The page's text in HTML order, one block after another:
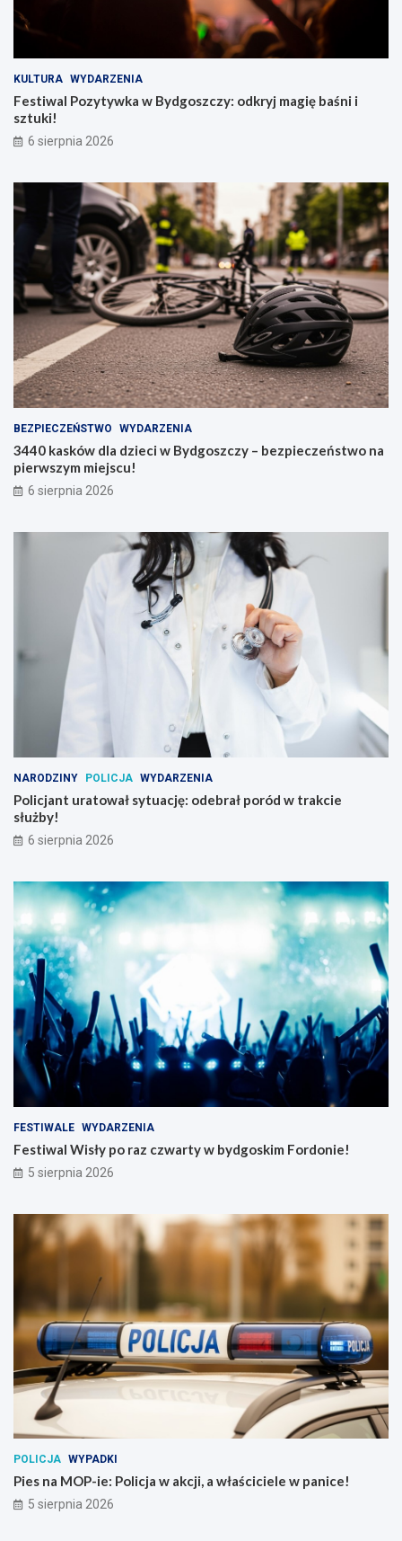
KULTURA WYDARZENIA
Festiwal Pozytywka w Bydgoszczy: odkryj magię baśni i
sztuki!
6 sierpnia 2026
BEZPIECZEŃSTWO WYDARZENIA
3440 kasków dla dzieci w Bydgoszczy – bezpieczeństwo na
pierwszym miejscu!
6 sierpnia 2026
NARODZINY POLICJA WYDARZENIA
Policjant uratował sytuację: odebrał poród w trakcie
służby!
6 sierpnia 2026
FESTIWALE WYDARZENIA
Festiwal Wisły po raz czwarty w bydgoskim Fordonie!
5 sierpnia 2026
POLICJA WYPADKI
Pies na MOP-ie: Policja w akcji, a właściciele w panice!
5 sierpnia 2026